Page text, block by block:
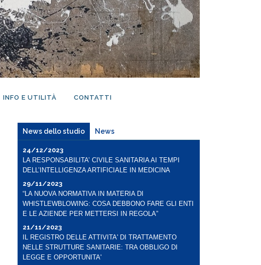
INFO E UTILITÀ CONTATTI
News dello studio News
24/12/2023
LA RESPONSABILITA’ CIVILE SANITARIA AI TEMPI
DELL’INTELLIGENZA ARTIFICIALE IN MEDICINA
29/11/2023
“LA NUOVA NORMATIVA IN MATERIA DI
WHISTLEWBLOWING: COSA DEBBONO FARE GLI ENTI
E LE AZIENDE PER METTERSI IN REGOLA”
21/11/2023
IL REGISTRO DELLE ATTIVITA' DI TRATTAMENTO
NELLE STRUTTURE SANITARIE: TRA OBBLIGO DI
LEGGE E OPPORTUNITA'